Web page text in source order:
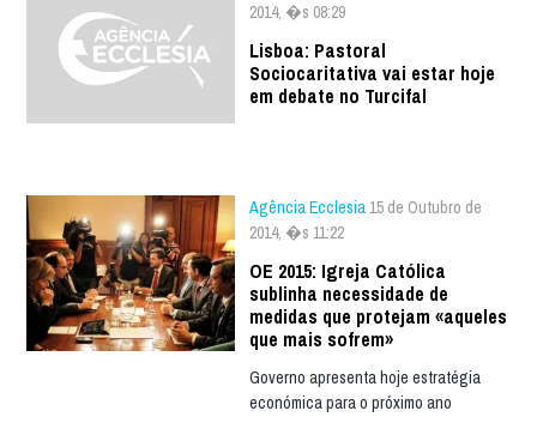
2014, �s 08:29
Lisboa: Pastoral
Sociocaritativa vai estar hoje
em debate no Turcifal
Agência Ecclesia 15 de Outubro de
2014, �s 11:22
OE 2015: Igreja Católica
sublinha necessidade de
medidas que protejam «aqueles
que mais sofrem»
Governo apresenta hoje estratégia
económica para o próximo ano